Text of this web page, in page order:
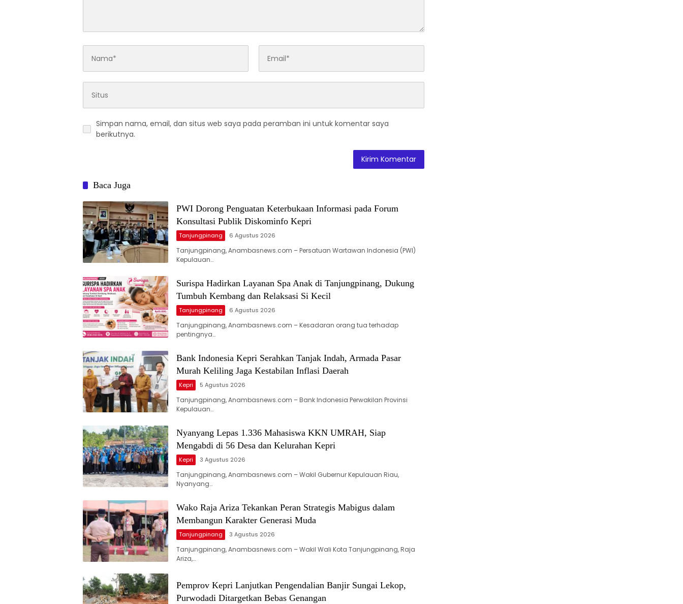
Simpan nama, email, dan situs web saya pada peramban ini untuk komentar saya
berikutnya.
Baca Juga
PWI Dorong Penguatan Keterbukaan Informasi pada Forum
Konsultasi Publik Diskominfo Kepri
Tanjungpinang 6 Agustus 2026
Tanjungpinang, Anambasnews.com – Persatuan Wartawan Indonesia (PWI)
Kepulauan…
Surispa Hadirkan Layanan Spa Anak di Tanjungpinang, Dukung
Tumbuh Kembang dan Relaksasi Si Kecil
Tanjungpinang 6 Agustus 2026
Tanjungpinang, Anambasnews.com – Kesadaran orang tua terhadap
pentingnya…
Bank Indonesia Kepri Serahkan Tanjak Indah, Armada Pasar
Murah Keliling Jaga Kestabilan Inflasi Daerah
Kepri 5 Agustus 2026
Tanjungpinang, Anambasnews.com – Bank Indonesia Perwakilan Provinsi
Kepulauan…
Nyanyang Lepas 1.336 Mahasiswa KKN UMRAH, Siap
Mengabdi di 56 Desa dan Kelurahan Kepri
Kepri 3 Agustus 2026
Tanjungpinang, Anambasnews.com – Wakil Gubernur Kepulauan Riau,
Nyanyang…
Wako Raja Ariza Tekankan Peran Strategis Mabigus dalam
Membangun Karakter Generasi Muda
Tanjungpinang 3 Agustus 2026
Tanjungpinang, Anambasnews.com – Wakil Wali Kota Tanjungpinang, Raja
Ariza,…
Pemprov Kepri Lanjutkan Pengendalian Banjir Sungai Lekop,
Purwodadi Ditargetkan Bebas Genangan